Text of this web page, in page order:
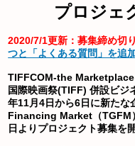
プロジェ
2020/7/1更新：募集締め切
つと「よくある質問」を追
TIFFCOM-the
国際映画祭(TIFF) 併設ビジ
年11月4日から6日に新たな
Financing Market（TGFM
日よりプロジェクト募集を